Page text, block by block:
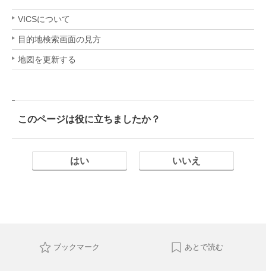
VICSについて
目的地検索画面の見方
地図を更新する
このページは役に立ちましたか？
はい いいえ
ブックマーク あとで読む